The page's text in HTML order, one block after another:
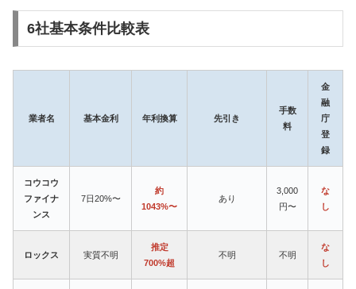
6社基本条件比較表
業者名 基本金利 年利換算 先引き
手数
料
金
融
庁
登
録
コウコウ
ファイナ
ンス
7日20%〜
約
1043%〜
あり
3,000
円〜
な
し
ロックス 実質不明
推定
700%超
不明 不明
な
し